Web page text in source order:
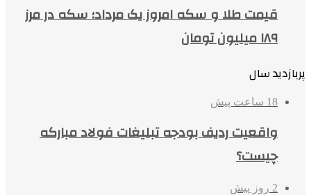
قیمت طلا و سکه امروز یک مرداد؛ سکه در مرز
۱۸۹ میلیون تومان
پربازدید سال
18 ساعت پیش
واقعیت ردیف بودجه تبلیغات فولاد مبارکه
چیست؟
2 روز پیش